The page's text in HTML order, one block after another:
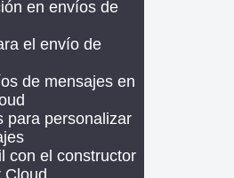
en envíos de
el envío de
de mensajes en
para personalizar
con el constructor
Cloud